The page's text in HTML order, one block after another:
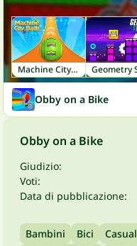
Machine City Balls
Obby on a Bike
Obby on a Bike
Giudizio:
Voti:
Data di pubblicazione:
Bambini Bici Casual